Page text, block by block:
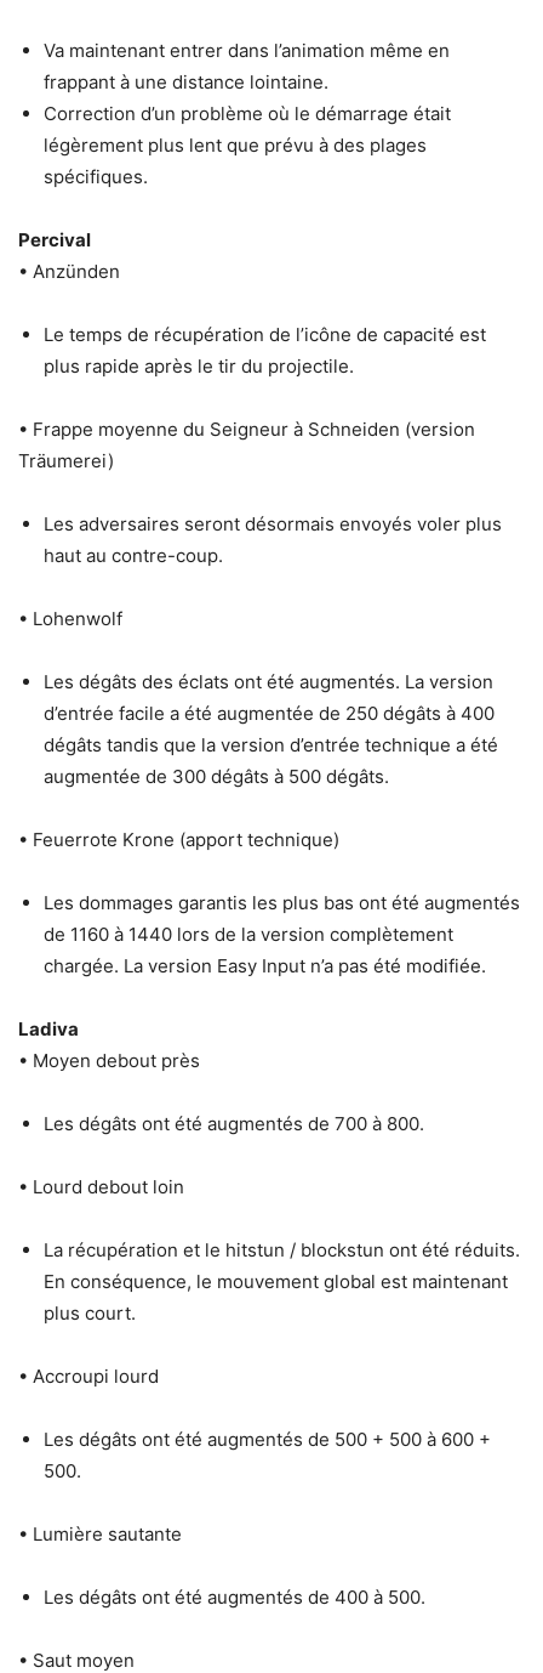
Va maintenant entrer dans l’animation même en
frappant à une distance lointaine.
Correction d’un problème où le démarrage était
légèrement plus lent que prévu à des plages
spécifiques.
Percival
• Anzünden
Le temps de récupération de l’icône de capacité est
plus rapide après le tir du projectile.
• Frappe moyenne du Seigneur à Schneiden (version
Träumerei)
Les adversaires seront désormais envoyés voler plus
haut au contre-coup.
• Lohenwolf
Les dégâts des éclats ont été augmentés. La version
d’entrée facile a été augmentée de 250 dégâts à 400
dégâts tandis que la version d’entrée technique a été
augmentée de 300 dégâts à 500 dégâts.
• Feuerrote Krone (apport technique)
Les dommages garantis les plus bas ont été augmentés
de 1160 à 1440 lors de la version complètement
chargée. La version Easy Input n’a pas été modifiée.
Ladiva
• Moyen debout près
Les dégâts ont été augmentés de 700 à 800.
• Lourd debout loin
La récupération et le hitstun / blockstun ont été réduits.
En conséquence, le mouvement global est maintenant
plus court.
• Accroupi lourd
Les dégâts ont été augmentés de 500 + 500 à 600 +
500.
• Lumière sautante
Les dégâts ont été augmentés de 400 à 500.
• Saut moyen